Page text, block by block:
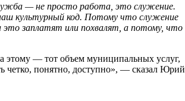
— не просто работа, это служение.
культурный код. Потому что служение
заплатят или похвалят, а потому, что
этому — тот объем муниципальных услуг,
понятно, доступно», — сказал Юрий